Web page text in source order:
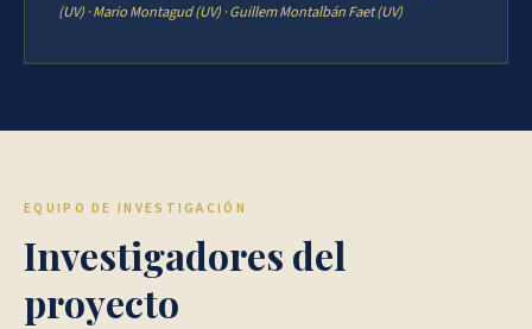
(UV) · Mario Montagud (UV) · Guillem Montalbán Faet (UV)
EQUIPO DE INVESTIGACIÓN
Investigadores del
proyecto